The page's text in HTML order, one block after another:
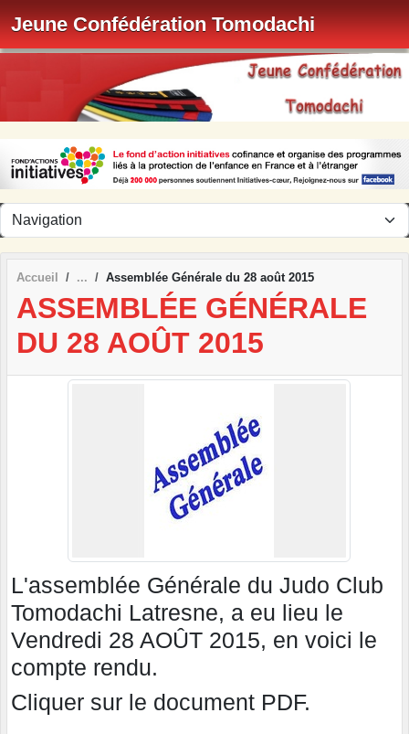
Jeune Confédération Tomodachi
Accueil Assemblée Générale du 28 août 2015
ASSEMBLÉE GÉNÉRALE
DU 28 AOÛT 2015
L'assemblée Générale du Judo Club
Tomodachi Latresne, a eu lieu le
Vendredi 28 AOÛT 2015, en voici le
compte rendu.
Cliquer sur le document PDF.